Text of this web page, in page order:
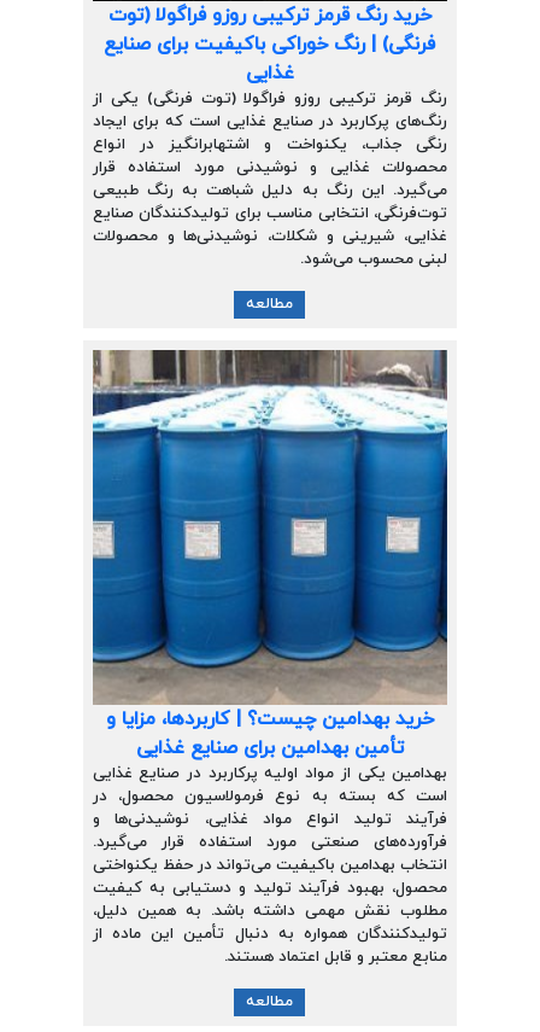
خرید رنگ قرمز ترکیبی روزو فراگولا (توت
فرنگی) | رنگ خوراکی باکیفیت برای صنایع
غذایی
رنگ قرمز ترکیبی روزو فراگولا (توت فرنگی) یکی از
رنگ‌های پرکاربرد در صنایع غذایی است که برای ایجاد
رنگی جذاب، یکنواخت و اشتهابرانگیز در انواع
محصولات غذایی و نوشیدنی مورد استفاده قرار
می‌گیرد. این رنگ به دلیل شباهت به رنگ طبیعی
توت‌فرنگی، انتخابی مناسب برای تولیدکنندگان صنایع
غذایی، شیرینی و شکلات، نوشیدنی‌ها و محصولات
لبنی محسوب می‌شود.
مطالعه
خرید بهدامین چیست؟ | کاربردها، مزایا و
تأمین بهدامین برای صنایع غذایی
بهدامین یکی از مواد اولیه پرکاربرد در صنایع غذایی
است که بسته به نوع فرمولاسیون محصول، در
فرآیند تولید انواع مواد غذایی، نوشیدنی‌ها و
فرآورده‌های صنعتی مورد استفاده قرار می‌گیرد.
انتخاب بهدامین باکیفیت می‌تواند در حفظ یکنواختی
محصول، بهبود فرآیند تولید و دستیابی به کیفیت
مطلوب نقش مهمی داشته باشد. به همین دلیل،
تولیدکنندگان همواره به دنبال تأمین این ماده از
منابع معتبر و قابل اعتماد هستند.
مطالعه